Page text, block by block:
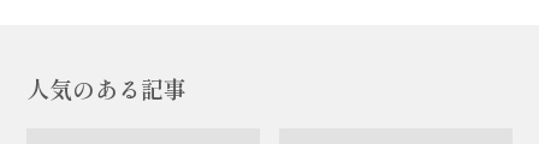
人気のある記事